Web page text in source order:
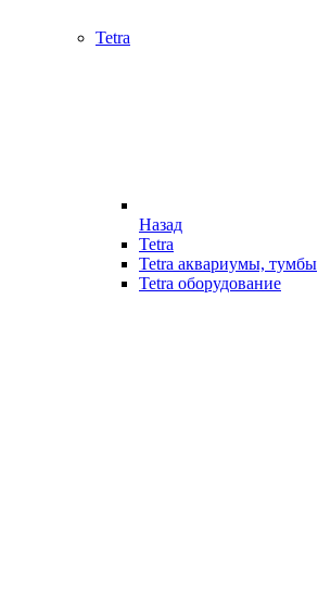
Tetra
Назад
Tetra
Tetra аквариумы, тумбы
Tetra оборудование